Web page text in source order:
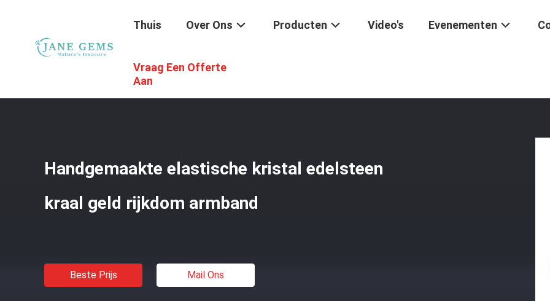
Thuis Over Ons Producten Video's Evenementen
Vraag Een Offerte
Aan
Gems Armband / Handgemaakte Elastische Kristal Edelsteen Kraal Geld Rijkdom Armband
Handgemaakte elastische kristal edelsteen
kraal geld rijkdom armband
Beste Prijs Mail Ons